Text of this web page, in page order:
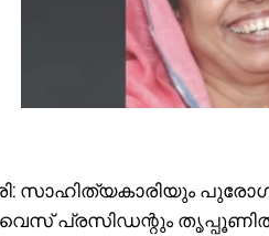
സാഹിത്യകാരിയും
പ്രസിഡന്റും